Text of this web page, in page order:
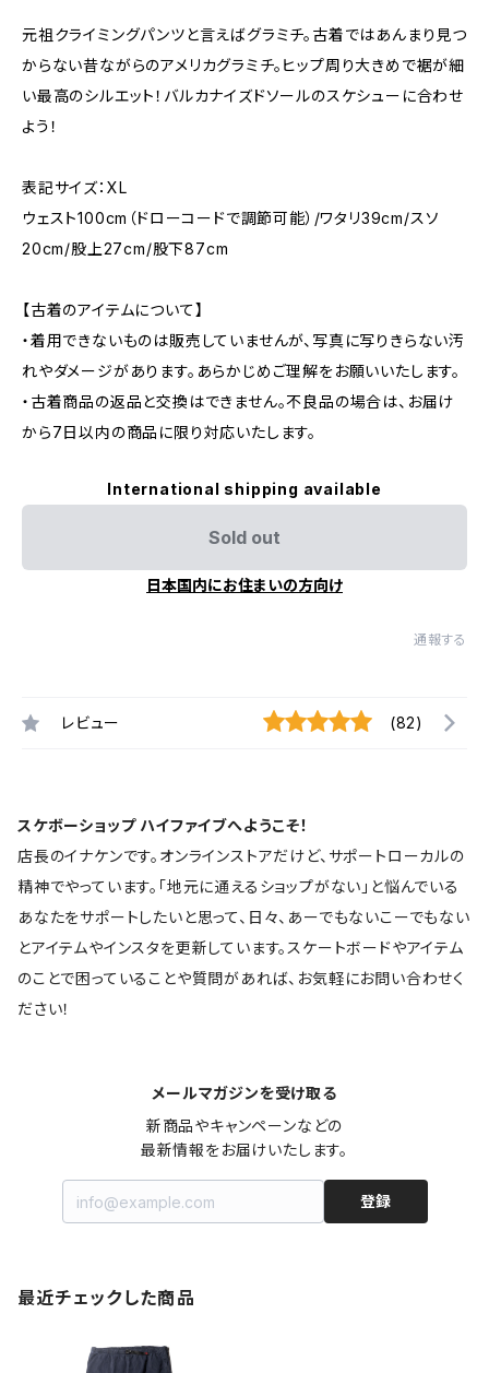
元祖クライミングパンツと言えばグラミチ。古着ではあんまり見つ
からない昔ながらのアメリカグラミチ。ヒップ周り大きめで裾が細
い最高のシルエット！バルカナイズドソールのスケシューに合わせ
よう！
表記サイズ：XL
ウェスト100cm（ドローコードで調節可能）/ワタリ39cm/スソ
20cm/股上27cm/股下87cm
【古着のアイテムについて】
・着用できないものは販売していませんが、写真に写りきらない汚
れやダメージがあります。あらかじめご理解をお願いいたします。
・古着商品の返品と交換はできません。不良品の場合は、お届け
から7日以内の商品に限り対応いたします。
International shipping available
Sold out
日本国内にお住まいの方向け
通報する
レビュー (82)
スケボーショップ ハイファイブへようこそ！
店長のイナケンです。オンラインストアだけど、サポートローカルの
精神でやっています。「地元に通えるショップがない」と悩んでいる
あなたをサポートしたいと思って、日々、あーでもないこーでもない
とアイテムやインスタを更新しています。スケートボードやアイテム
のことで困っていることや質問があれば、お気軽にお問い合わせく
ださい！
メールマガジンを受け取る
新商品やキャンペーンなどの
最新情報をお届けいたします。
登録
最近チェックした商品